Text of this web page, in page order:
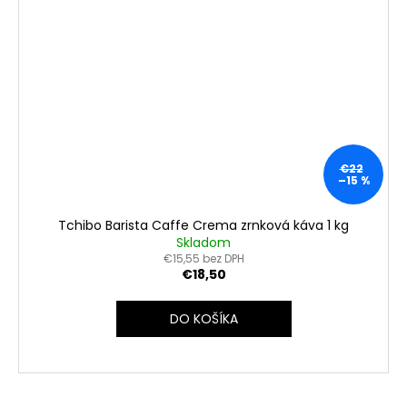
€22
–15 %
Tchibo Barista Caffe Crema zrnková káva 1 kg
Skladom
€15,55 bez DPH
€18,50
DO KOŠÍKA